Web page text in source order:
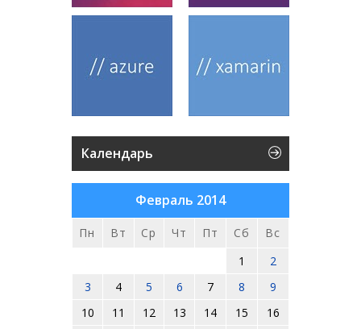
Календарь
Февраль 2014
Пн Вт Ср Чт Пт Сб
Вс
1
2
3
4 5 6 7 8
9
10
11 12 13 14 15
16